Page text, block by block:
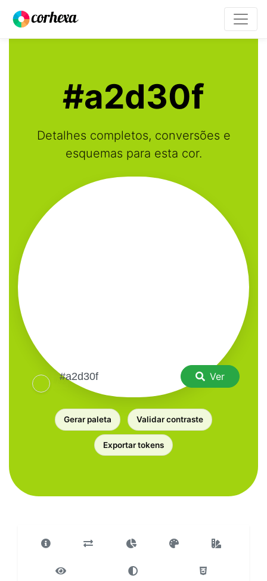
#a2d30f
Detalhes completos, conversões e
esquemas para esta cor.
Ver
Gerar paleta Validar contraste
Exportar tokens